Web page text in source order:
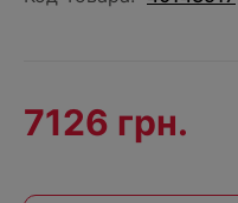
7126 грн.